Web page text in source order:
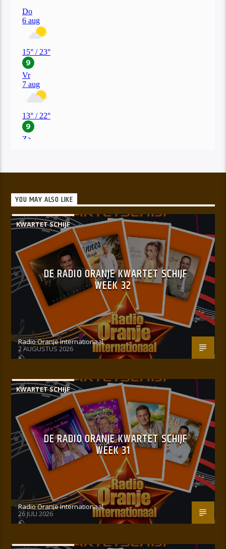
YOU MAY ALSO LIKE
KWARTET SCHIJF
DE RADIO ORANJE KWARTET SCHIJF
WEEK 32
Radio Oranje Internationaal
2 AUGUSTUS 2026
KWARTET SCHIJF
DE RADIO ORANJE KWARTET SCHIJF
WEEK 31
Radio Oranje Internationaal
26 JULI 2026